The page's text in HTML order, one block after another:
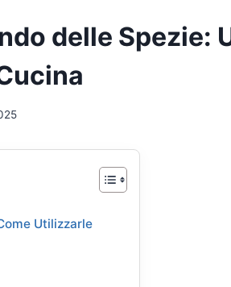
delle Spezie:
Utilizzarle